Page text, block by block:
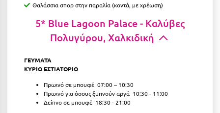
Κουρούτα Ηλείας
Κουφονήσια
Κρουαζιέρες
Θαλάσσια σπορ στην παραλία (κοντά, με χρέωση)
5* Blue Lagoon Palace - Καλύβες
Πολυγύρου, Χαλκιδική
ΓΕΥΜΑΤΑ
ΚΥΡΙΟ ΕΣΤΙΑΤΟΡΙΟ
Πρωινό σε μπουφέ 07:00 – 10:30
Πρωινό για όσους ξυπνούν αργά 10:30 - 11:00
Δείπνο σε μπουφέ 18:30 - 21:00